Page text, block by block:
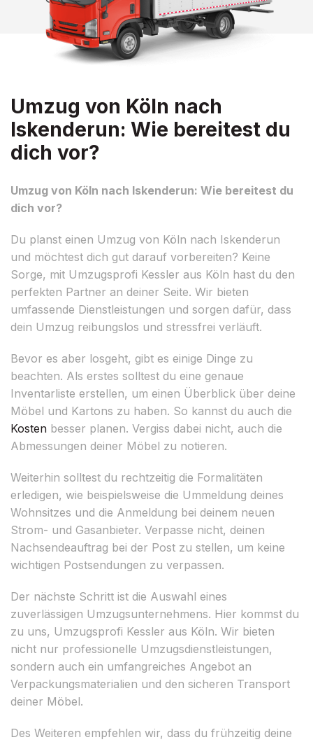
Umzug von Köln nach
Iskenderun: Wie bereitest du
dich vor?
Umzug von Köln nach Iskenderun: Wie bereitest du
dich vor?
Du planst einen Umzug von Köln nach Iskenderun
und möchtest dich gut darauf vorbereiten? Keine
Sorge, mit Umzugsprofi Kessler aus Köln hast du den
perfekten Partner an deiner Seite. Wir bieten
umfassende Dienstleistungen und sorgen dafür, dass
dein Umzug reibungslos und stressfrei verläuft.
Bevor es aber losgeht, gibt es einige Dinge zu
beachten. Als erstes solltest du eine genaue
Inventarliste erstellen, um einen Überblick über deine
Möbel und Kartons zu haben. So kannst du auch die
Kosten besser planen. Vergiss dabei nicht, auch die
Abmessungen deiner Möbel zu notieren.
Weiterhin solltest du rechtzeitig die Formalitäten
erledigen, wie beispielsweise die Ummeldung deines
Wohnsitzes und die Anmeldung bei deinem neuen
Strom- und Gasanbieter. Verpasse nicht, deinen
Nachsendeauftrag bei der Post zu stellen, um keine
wichtigen Postsendungen zu verpassen.
Der nächste Schritt ist die Auswahl eines
zuverlässigen Umzugsunternehmens. Hier kommst du
zu uns, Umzugsprofi Kessler aus Köln. Wir bieten
nicht nur professionelle Umzugsdienstleistungen,
sondern auch ein umfangreiches Angebot an
Verpackungsmaterialien und den sicheren Transport
deiner Möbel.
Des Weiteren empfehlen wir, dass du frühzeitig deine